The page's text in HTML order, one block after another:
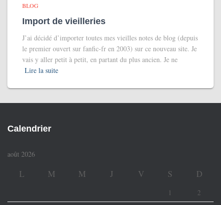
BLOG
Import de vieilleries
J’ai décidé d’importer toutes mes vieilles notes de blog (depuis
le premier ouvert sur fanfic-fr en 2003) sur ce nouveau site. Je
vais y aller petit à petit, en partant du plus ancien. Je ne
Lire la suite
Calendrier
août 2026
L M M J V S D
1
2